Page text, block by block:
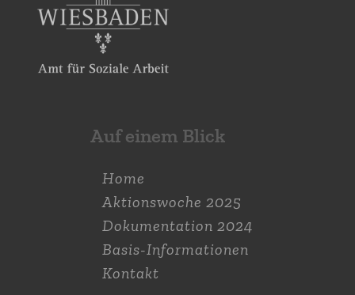
Auf einem Blick
Home
Aktions­woche 2025
Dokumen­tation 2024
Basis-Informationen
Kontakt